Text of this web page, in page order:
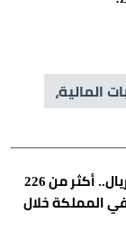
المالية،
بقيمة تجاوزت 12 مليار ريال.. أكثر من 226
المملكة خلال